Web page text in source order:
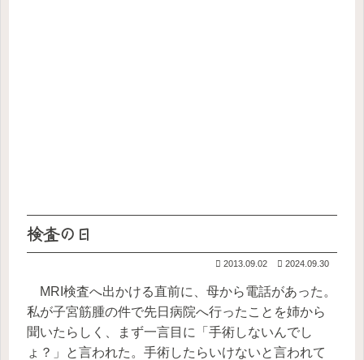
検査の日
2013.09.02 2024.09.30
MRI検査へ出かける直前に、母から電話があった。
私が子宮筋腫の件で先日病院へ行ったことを姉から
聞いたらしく、まず一言目に「手術しないんでし
ょ？」と言われた。手術したらいけないと言われて